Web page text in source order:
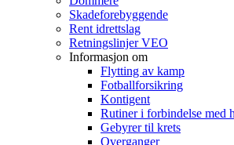
Skadeforebyggende
Rent idrettslag
Retningslinjer VEO
Informasjon om
Flytting av kamp
Fotballforsikring
Kontigent
Rutiner i forbindelse med
Gebyrer til krets
Overganger